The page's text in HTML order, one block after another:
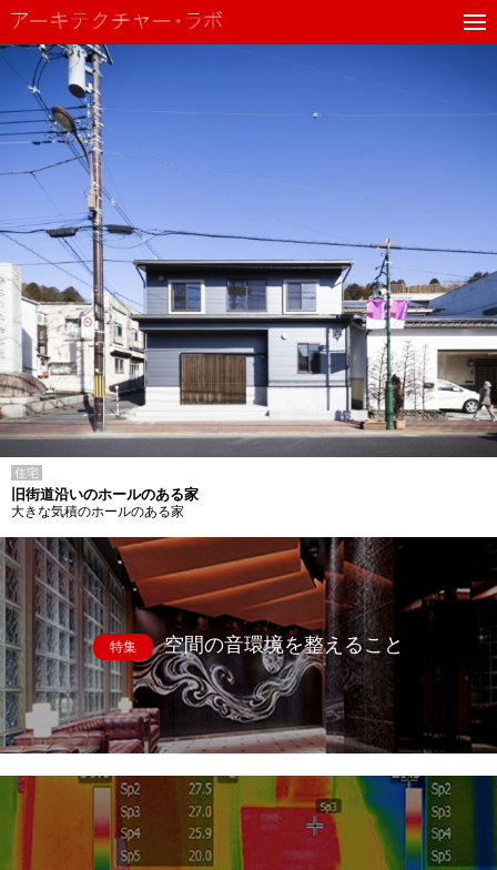
住宅
旧街道沿いのホールのある家
大きな気積のホールのある家
特集 空間の音環境を整えること